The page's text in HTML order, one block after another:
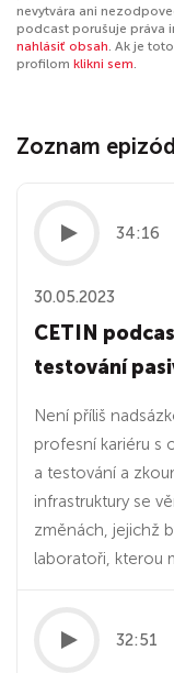
nevytvára ani
podcast porušuje práva
nahlásiť obsah. Ak je
profilom klikni sem.
Zoznam epizód
34:16
30.05.2023
CETIN
testování
Není příliš
profesní kariéru s
a testování a
infrastruktury se
změnách, jejichž
laboratoři, kterou
32:51